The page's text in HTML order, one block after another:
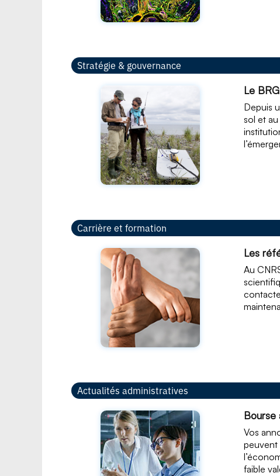
Stratégie & gouvernance
Le
Depuis
sol et
Carrière et formation
Les
Au
Actualités administratives
Bourse
Vos
peuvent
faible